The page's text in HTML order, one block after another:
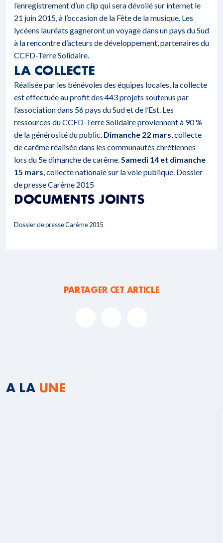
l’enregistrement d’un clip qui sera dévoilé sur internet le
21 juin 2015, à l’occasion de la Fête de la musique. Les
lycéens lauréats gagneront un voyage dans un pays du Sud
à la rencontre d’acteurs de développement, partenaires du
CCFD-Terre Solidaire.
LA COLLECTE
Réalisée par les bénévoles des équipes locales, la collecte
est effectuée au profit des 443 projets soutenus par
l’association dans 56 pays du Sud et de l’Est. Les
ressources du CCFD-Terre Solidaire proviennent à 90 %
de la générosité du public. Dimanche 22 mars, collecte
de carême réalisée dans les communautés chrétiennes
lors du 5e dimanche de carême.Samedi 14 et dimanche
15 mars, collecte nationale sur la voie publique. Dossier
de presse Carême 2015
DOCUMENTS JOINTS
Dossier de presse Carême 2015
PARTAGER CET ARTICLE
A LA UNE